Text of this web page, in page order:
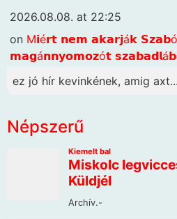
2026.08.08. at 22:25
on M𝗶é𝗿𝘁 𝗻𝗲𝗺 𝗮𝗸𝗮𝗿𝗷á𝗸
𝗺𝗮𝗴á𝗻𝗻𝘆𝗼𝗺𝗼𝘇ó𝘁
ez jó hír kevinkének, amig axt...
Népszerű